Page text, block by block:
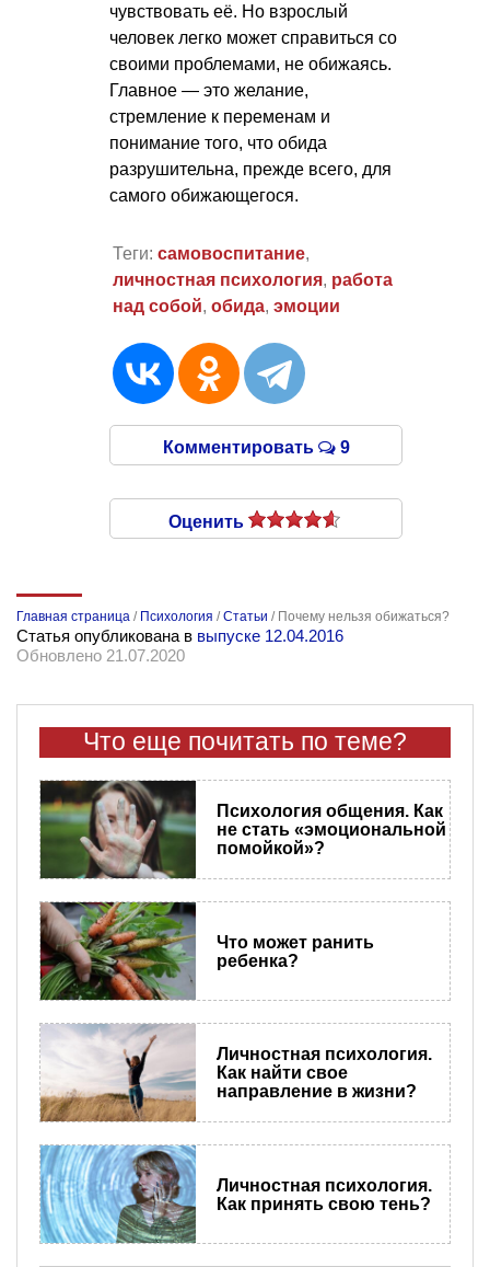
чувствовать её. Но взрослый
человек легко может справиться со
своими проблемами, не обижаясь.
Главное — это желание,
стремление к переменам и
понимание того, что обида
разрушительна, прежде всего, для
самого обижающегося.
Теги: самовоспитание,
личностная психология, работа
над собой, обида, эмоции
Комментировать 9
Оценить
Главная страница / Психология /Статьи / Почему нельзя обижаться?
Статья опубликована в выпуске 12.04.2016
Обновлено 21.07.2020
Что еще почитать по теме?
Психология общения. Как
не стать «эмоциональной
помойкой»?
Что может ранить
ребенка?
Личностная психология.
Как найти свое
направление в жизни?
Личностная психология.
Как принять свою тень?